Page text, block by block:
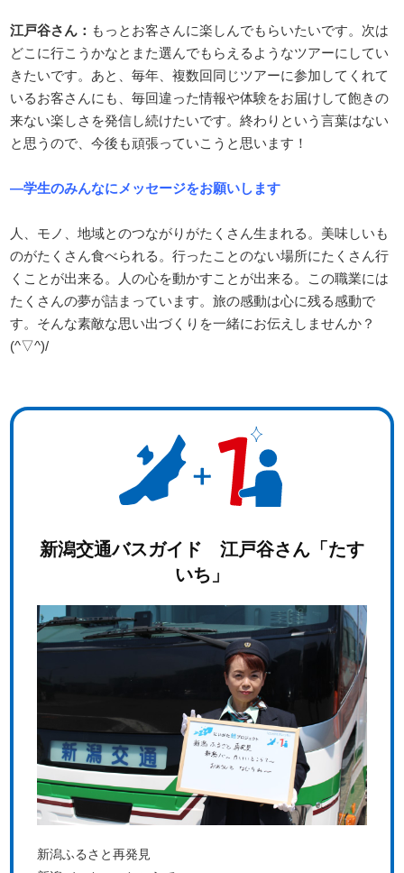
江戸谷さん： もっとお客さんに楽しんでもらいたいです。次は
どこに行こうかなとまた選んでもらえるようなツアーにしてい
きたいです。あと、毎年、複数回同じツアーに参加してくれて
いるお客さんにも、毎回違った情報や体験をお届けして飽きの
来ない楽しさを発信し続けたいです。終わりという言葉はない
と思うので、今後も頑張っていこうと思います！
―学生のみんなにメッセージをお願いします
人、モノ、地域とのつながりがたくさん生まれる。美味しいも
のがたくさん食べられる。行ったことのない場所にたくさん行
くことが出来る。人の心を動かすことが出来る。この職業には
たくさんの夢が詰まっています。旅の感動は心に残る感動で
す。そんな素敵な思い出づくりを一緒にお伝えしませんか？
(^▽^)/
新潟交通バスガイド 江戸谷さん「たす
いち」
新潟ふるさと再発見